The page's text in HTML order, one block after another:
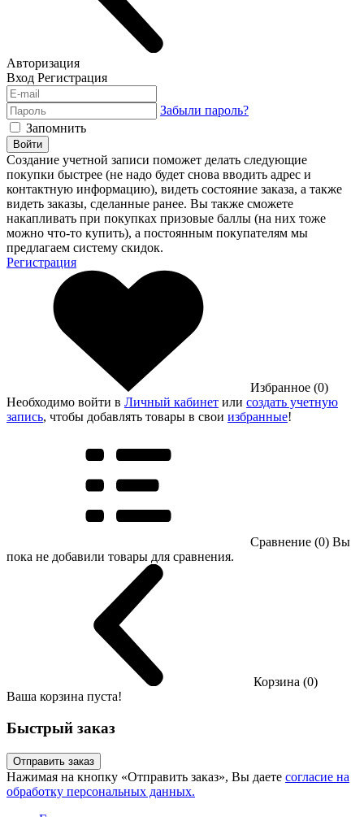
Авторизация
Вход Регистрация
Забыли пароль?
Запомнить
Войти
Создание учетной записи поможет делать следующие
покупки быстрее (не надо будет снова вводить адрес и
контактную информацию), видеть состояние заказа, а также
видеть заказы, сделанные ранее. Вы также сможете
накапливать при покупках призовые баллы (на них тоже
можно что-то купить), а постоянным покупателям мы
предлагаем систему скидок.
Регистрация
Избранное (0)
Необходимо войти в Личный кабинет или создать учетную
запись, чтобы добавлять товары в свои избранные!
Сравнение (0) Вы
пока не добавили товары для сравнения.
Корзина (0)
Ваша корзина пуста!
Быстрый заказ
Отправить заказ
Нажимая на кнопку «Отправить заказ», Вы даете согласие на
обработку персональных данных.